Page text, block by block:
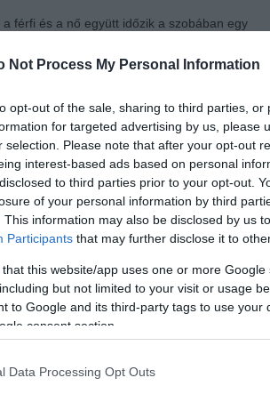
Not Process My Personal Information
opt-out of the sale, sharing to third parties,
for targeted advertising by us, please
selection. Please note that after your opt-out
interest-based ads based on personal
to third parties prior to your opt-out.
of your personal information by third
This information may also be disclosed by us
Participants that may further disclose it to
that this website/app uses one or more
but not limited to your visit or usage
to Google and its third-party tags to use your
consent section.
Data Processing Opt Outs
a férfi és a nő együtt időzik a szobában egy
nevetnek - az este végén pedig a
ad arra, hogy szeretné, ha lenne a dolognak
először,
a randi leszervezése
Gender &
látott napvilágot, és 273 ember
ahol a férfi kezdeményezett, és hívta
aztán a csókot a nő is kezdeményezte -,ott
esetekben, ahol a nő kezdeményezett, és utalt
pedig a pasi csókolta meg őt,41 százaléka a
adott sok esélyt a kapcsolatnak.
egyszerűen felrúghatók - ám ha randizásról,